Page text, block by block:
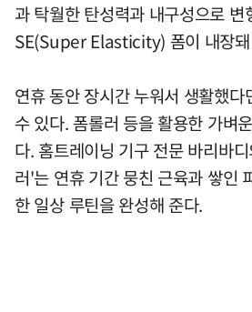
과 탁월한 탄성력과 내구성으로 변
SE(Super Elasticity) 폼이 내장
연휴 동안 장시간 누워서 생활했다
수 있다. 폼롤러 등을 활용한 가벼
다. 홈트레이닝 기구 전문 바리바
러'는 연휴 기간 뭉친 근육과 쌓인
한 일상 루틴을 완성해 준다.